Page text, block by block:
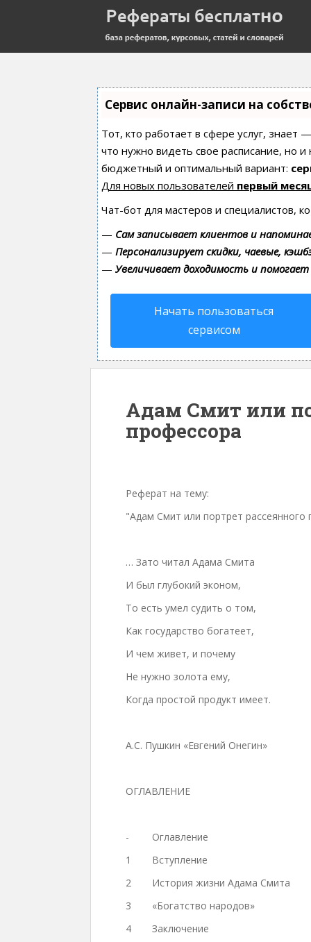
Сервис онлайн-записи на
Тот, кто работает в сфере услуг, знает
что нужно видеть свое расписание, но
бюджетный и оптимальный вариант:
Для новых пользователей первый
Чат-бот для мастеров и специалистов,
— Сам записывает клиентов и
— Персонализирует скидки, чаевые,
— Увеличивает доходимость и
Начать пользоваться
сервисом
Адам Смит или
профессора
Реферат на тему:
"Адам Смит или портрет рассеянного
… Зато читал Адама Смита
И был глубокий эконом,
То есть умел судить о том,
Как государство богатеет,
И чем живет, и почему
Не нужно золота ему,
Когда простой продукт имеет.
А.С. Пушкин «Евгений Онегин»
ОГЛАВЛЕНИЕ
-
Оглавление
1
Вступление
2
История жизни Адама Смита
3
«Богатство народов»
4
Заключение